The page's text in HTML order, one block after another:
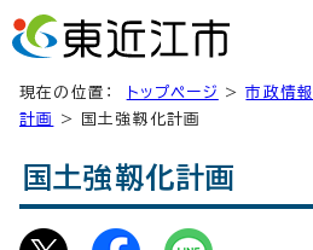
現在の位置： トップページ >市政情報
計画
> 国土強靱化計画
国土強靱化計画